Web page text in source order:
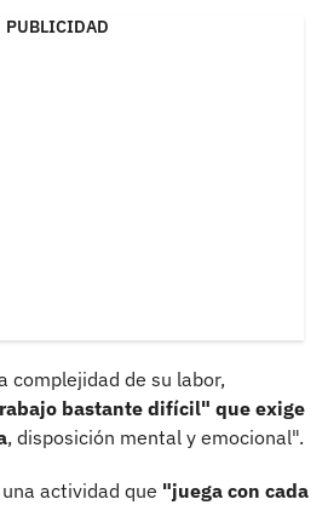
PUBLICIDAD
complejidad de su labor,
bastante difícil" que exige
, disposición mental y emocional".
actividad que "juega con cada